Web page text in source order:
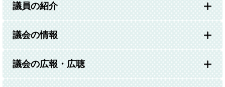
議員の紹介
議会の情報
議会の広報・広聴